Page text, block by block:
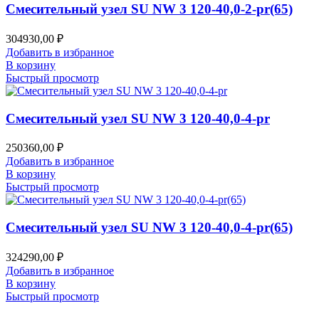
Смесительный узел SU NW 3 120-40,0-2-pr(65)
304930,00 ₽
Добавить в избранное
В корзину
Быстрый просмотр
Смесительный узел SU NW 3 120-40,0-4-pr
250360,00 ₽
Добавить в избранное
В корзину
Быстрый просмотр
Смесительный узел SU NW 3 120-40,0-4-pr(65)
324290,00 ₽
Добавить в избранное
В корзину
Быстрый просмотр